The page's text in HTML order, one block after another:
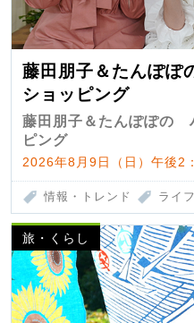
藤田朋子＆たんぽぽ
ショッピング
藤田朋子＆たんぽぽの
ピング
2026年8月9日（日）午後2
情報・トレンド ライ
旅・くらし